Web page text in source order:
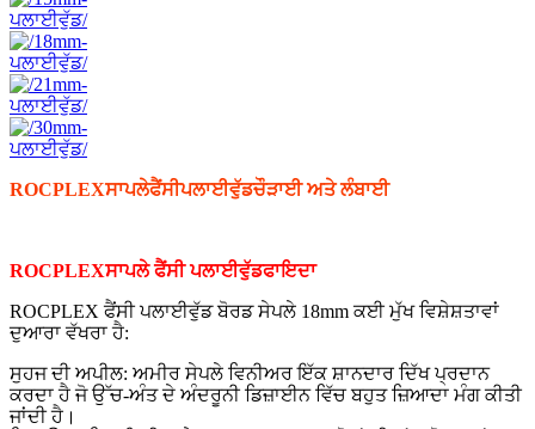
ROCPLEXਸਾਪਲੇਫੈਂਸੀਪਲਾਈਵੁੱਡਚੌੜਾਈ ਅਤੇ ਲੰਬਾਈ
ROCPLEXਸਾਪਲੇ ਫੈਂਸੀ ਪਲਾਈਵੁੱਡਫਾਇਦਾ
ROCPLEX ਫੈਂਸੀ ਪਲਾਈਵੁੱਡ ਬੋਰਡ ਸੇਪਲੇ 18mm ਕਈ ਮੁੱਖ ਵਿਸ਼ੇਸ਼ਤਾਵਾਂ
ਦੁਆਰਾ ਵੱਖਰਾ ਹੈ:
ਸੁਹਜ ਦੀ ਅਪੀਲ: ਅਮੀਰ ਸੇਪਲੇ ਵਿਨੀਅਰ ਇੱਕ ਸ਼ਾਨਦਾਰ ਦਿੱਖ ਪ੍ਰਦਾਨ
ਕਰਦਾ ਹੈ ਜੋ ਉੱਚ-ਅੰਤ ਦੇ ਅੰਦਰੂਨੀ ਡਿਜ਼ਾਈਨ ਵਿੱਚ ਬਹੁਤ ਜ਼ਿਆਦਾ ਮੰਗ ਕੀਤੀ
ਜਾਂਦੀ ਹੈ।